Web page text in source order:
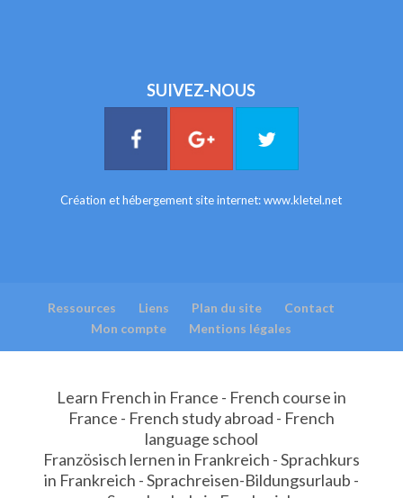
SUIVEZ-NOUS
Création et hébergement site internet:www.kletel.net
Ressources Liens Plan du site
Contact
Mon compte
Mentions légales
Learn French in France - French course in
France - French study abroad - French
language school
Französisch lernen in Frankreich - Sprachkurs
in Frankreich - Sprachreisen-Bildungsurlaub -